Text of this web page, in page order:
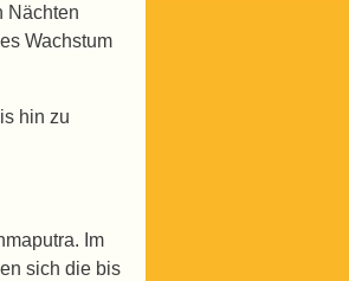
Nächten
Wachstum
hin zu
Im
sich die bis